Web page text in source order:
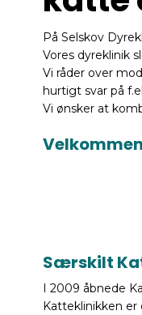
På Selskov
Vores dyreklinik
Vi råder over
hurtigt svar på
​Vi ønsker at
Særskilt
I 2009 åbnede
​Katteklinikken er